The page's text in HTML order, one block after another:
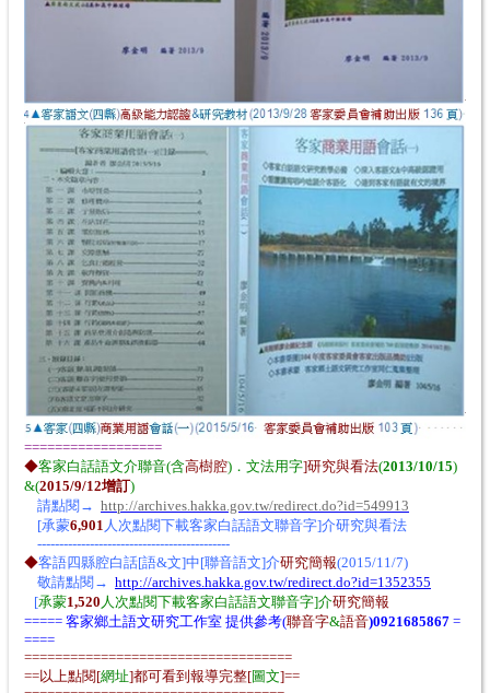
==================
◆客家白話語文介聯音(含高樹腔)．文法用字]研究與看法(2013/10/15)
&(2015/9/12增訂)
請點閱→ http://archives.hakka.gov.tw/redirect.do?id=549913
[承蒙6,901 人次點閱下載客家白話語文聯音字]介研究與看法
--------------------------------------------
◆客語四縣腔白話[語&文]中[聯音語文]介研究簡報(2015/11/7)
敬請點閱→ http://archives.hakka.gov.tw/redirect.do?id=1352355
[承蒙1,520 人次點閱下載客家白話語文聯音字]介研究簡報
===== 客家鄉土語文研究工作室 提供參考(聯音字&語音)0921685867 =
====
===================================
==以上點閱[網址]都可看到報導完整[圖文]==